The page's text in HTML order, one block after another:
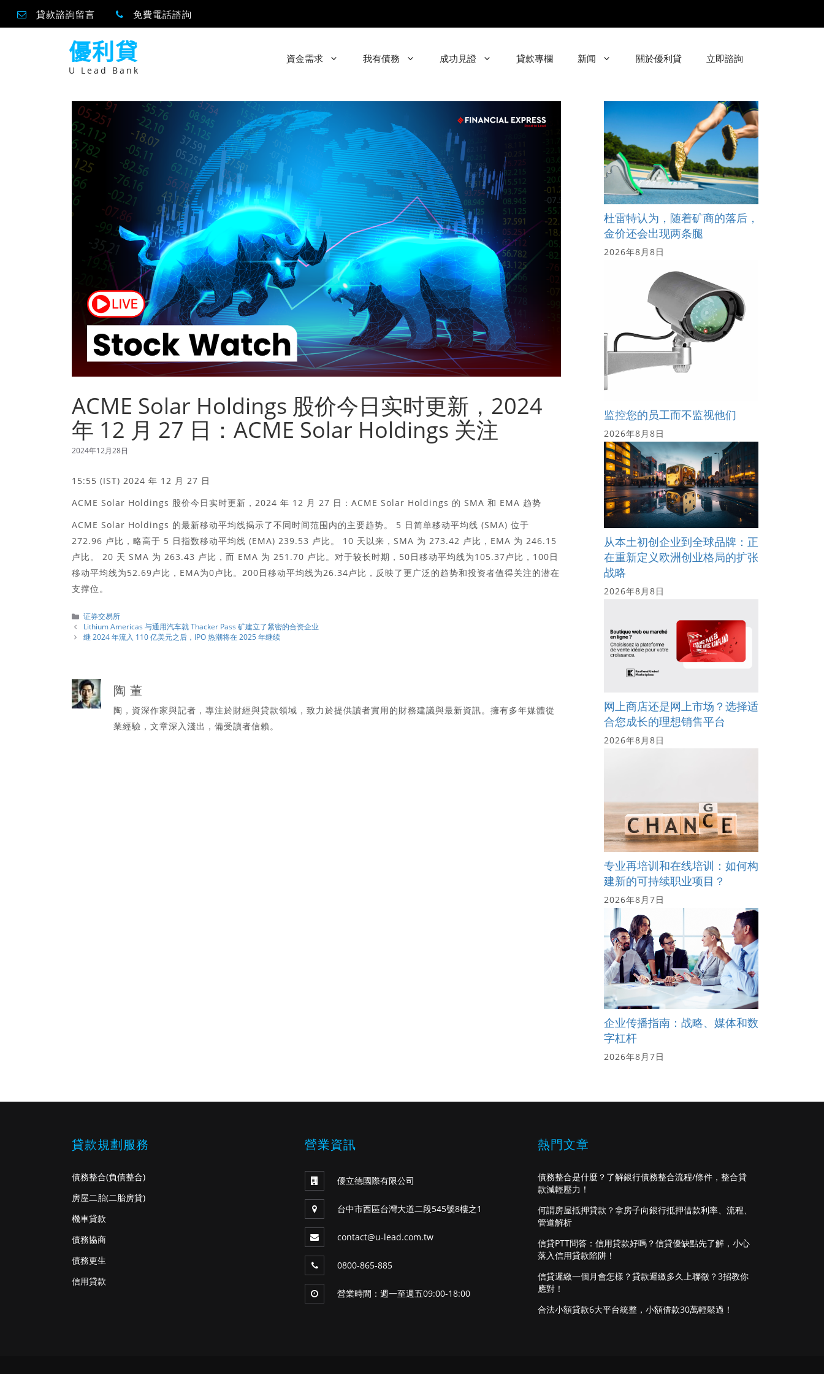
貸款諮詢留言 免費電話諮詢
優利貸
U Lead Bank
資金需求 我有債務 成功見證 貸款專欄 新闻 關於優利貸 立即諮詢
ACME Solar Holdings 股价今日实时更新，2024
年 12 月 27 日：ACME Solar Holdings 关注
2024年12月28日
15:55 (IST) 2024 年 12 月 27 日
ACME Solar Holdings 股价今日实时更新，2024 年 12 月 27 日：ACME Solar Holdings 的 SMA 和 EMA 趋势
ACME Solar Holdings 的最新移动平均线揭示了不同时间范围内的主要趋势。 5 日简单移动平均线 (SMA) 位于
272.96 卢比，略高于 5 日指数移动平均线 (EMA) 239.53 卢比。 10 天以来，SMA 为 273.42 卢比，EMA 为 246.15
卢比。 20 天 SMA 为 263.43 卢比，而 EMA 为 251.70 卢比。对于较长时期，50日移动平均线为105.37卢比，100日
移动平均线为52.69卢比，EMA为0卢比。200日移动平均线为26.34卢比，反映了更广泛的趋势和投资者值得关注的潜在
支撑位。
分
類
证券交易所
Lithium Americas 与通用汽车就 Thacker Pass 矿建立了紧密的合资企业
继 2024 年流入 110 亿美元之后，IPO 热潮将在 2025 年继续
陶 董
陶，資深作家與記者，專注於財經與貸款領域，致力於提供讀者實用的財務建議與最新資訊。擁有多年媒體從
業經驗，文章深入淺出，備受讀者信賴。
杜雷特认为，随着矿商的落后，
金价还会出现两条腿
2026年8月8日
监控您的员工而不监视他们
2026年8月8日
从本土初创企业到全球品牌：正
在重新定义欧洲创业格局的扩张
战略
2026年8月8日
网上商店还是网上市场？选择适
合您成长的理想销售平台
2026年8月8日
专业再培训和在线培训：如何构
建新的可持续职业项目？
2026年8月7日
企业传播指南：战略、媒体和数
字杠杆
2026年8月7日
貸款規劃服務
債務整合(負債整合)
房屋二胎(二胎房貸)
機車貸款
債務協商
債務更生
信用貸款
營業資訊
優立德國際有限公司
台中市西區台灣大道二段545號8樓之1
contact@u-lead.com.tw
0800-865-885
營業時間：週一至週五09:00-18:00
熱門文章
債務整合是什麼？了解銀行債務整合流程/條件，整合貸
款減輕壓力！
何謂房屋抵押貸款？拿房子向銀行抵押借款利率、流程、
管道解析
信貸PTT問答：信用貸款好嗎？信貸優缺點先了解，小心
落入信用貸款陷阱！
信貸遲繳一個月會怎樣？貸款遲繳多久上聯徵？3招教你
應對！
合法小額貸款6大平台統整，小額借款30萬輕鬆過！